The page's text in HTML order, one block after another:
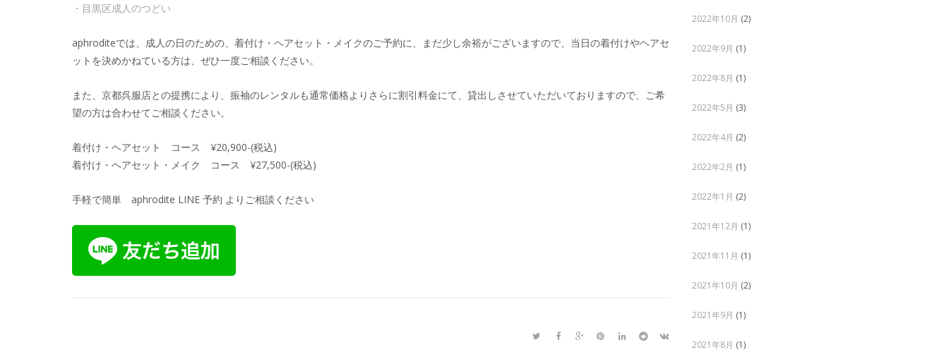
・目黒区成人のつどい
aphroditeでは、成人の日のための、着付け・ヘアセット・メイクのご予約に、まだ少し余裕がございますので、当日の着付けやヘアセ
ットを決めかねている方は、ぜひ一度ご相談ください。
また、京都呉服店との提携により、振袖のレンタルも通常価格よりさらに割引料金にて、貸出しさせていただいておりますので、ご希
望の方は合わせてご相談ください。
着付け・ヘアセット コース ¥20,900-(税込)
着付け・ヘアセット・メイク コース ¥27,500-(税込)
手軽で簡単 aphrodite LINE 予約 よりご相談ください
2022年10月 (2)
2022年9月 (1)
2022年8月 (1)
2022年5月 (3)
2022年4月 (2)
2022年2月 (1)
2022年1月 (2)
2021年12月 (1)
2021年11月 (1)
2021年10月 (2)
2021年9月 (1)
2021年8月 (1)